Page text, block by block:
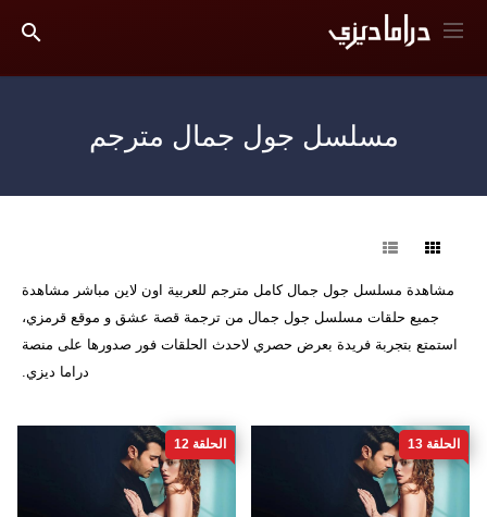
مسلسل جول جمال مترجم
مشاهدة مسلسل جول جمال كامل مترجم للعربية اون لاين مباشر مشاهدة
جميع حلقات مسلسل جول جمال من ترجمة قصة عشق و موقع قرمزي،
استمتع بتجربة فريدة بعرض حصري لاحدث الحلقات فور صدورها على منصة
دراما ديزي.
الحلقة 13 الحلقة 12